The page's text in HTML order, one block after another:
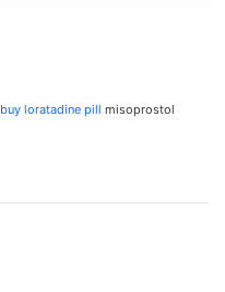
buy loratadine pill misoprostol